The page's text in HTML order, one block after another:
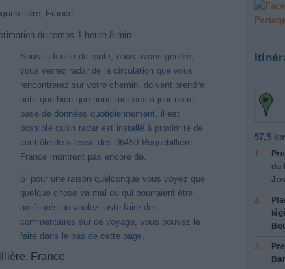
France.
du temps 1 heure 8 min.
Sous la feuille de route, nous avons généré,
vous verrez radar de la circulation que vous
rencontrerez sur votre chemin, doivent prendre
note que bien que nous mettons à jour notre
base de données quotidiennement, il est
possible qu'un radar est installé à proximité de
contrôle de vitesse des 06450 Roquebillière,
France montrent pas encore de.
Si pour une raison quelconque vous voyez que
quelque chose va mal ou qui pourraient être
améliorés ou voulez juste faire des
commentaires sur ce voyage, vous pouvez le
faire dans le bas de cette page.
France
57,5
1.
du
2.
3.
Nouveaux itinéraires trouvés
détecté des itinéraires mis à jour entre 06450 Roquebillière,